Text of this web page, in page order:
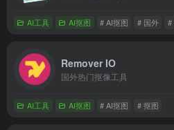
AI工具 AI抠图 # AI抠图 # 国外 #
Remover IO
国外热门抠像工具
AI工具 AI抠图 # AI抠图 # 抠图